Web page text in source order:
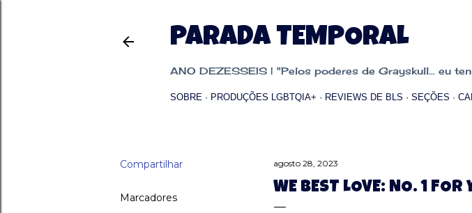
PARADA TEMPORAL
ANO DEZESSEIS | "Pelos poderes de Grayskull... eu
SOBRE PRODUÇÕES LGBTQIA+ REVIEWS DE BLS SEÇÕES
Compartilhar
Marcadores
agosto 28, 2023
WE BEST LOVE: NO. 1 FOR